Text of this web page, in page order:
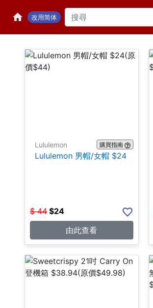
改用简体
Lululemon 購買指南
Lululemon 男帽/女帽 $24
$ 44 $24
由此查看